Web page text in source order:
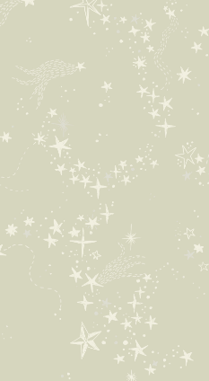
Millions of
world visit
creative
templates,
even hire
industry-
helps